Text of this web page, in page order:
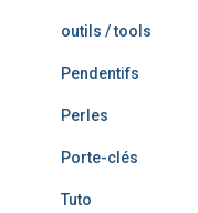
outils / tools
Pendentifs
Perles
Porte-clés
Tuto